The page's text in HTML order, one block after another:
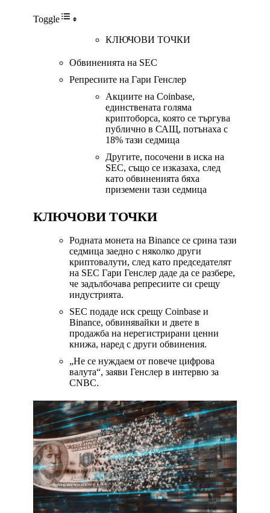
Toggle
КЛЮЧОВИ ТОЧКИ
Обвиненията на SEC
Репресиите на Гари Генслер
Акциите на Coinbase,
единствената голяма
криптоборса, която се търгува
публично в САЩ, потънаха с
18% тази седмица
Другите, посочени в иска на
SEC, също се изказаха, след
като обвиненията бяха
приземени тази седмица
КЛЮЧОВИ ТОЧКИ
Родната монета на Binance се срина тази
седмица заедно с няколко други
криптовалути, след като председателят
на SEC Гари Генслер даде да се разбере,
че задълбочава репресиите си срещу
индустрията.
SEC подаде иск срещу Coinbase и
Binance, обвинявайки и двете в
продажба на нерегистрирани ценни
книжа, наред с други обвинения.
„Не се нуждаем от повече цифрова
валута“, заяви Генслер в интервю за
CNBC.